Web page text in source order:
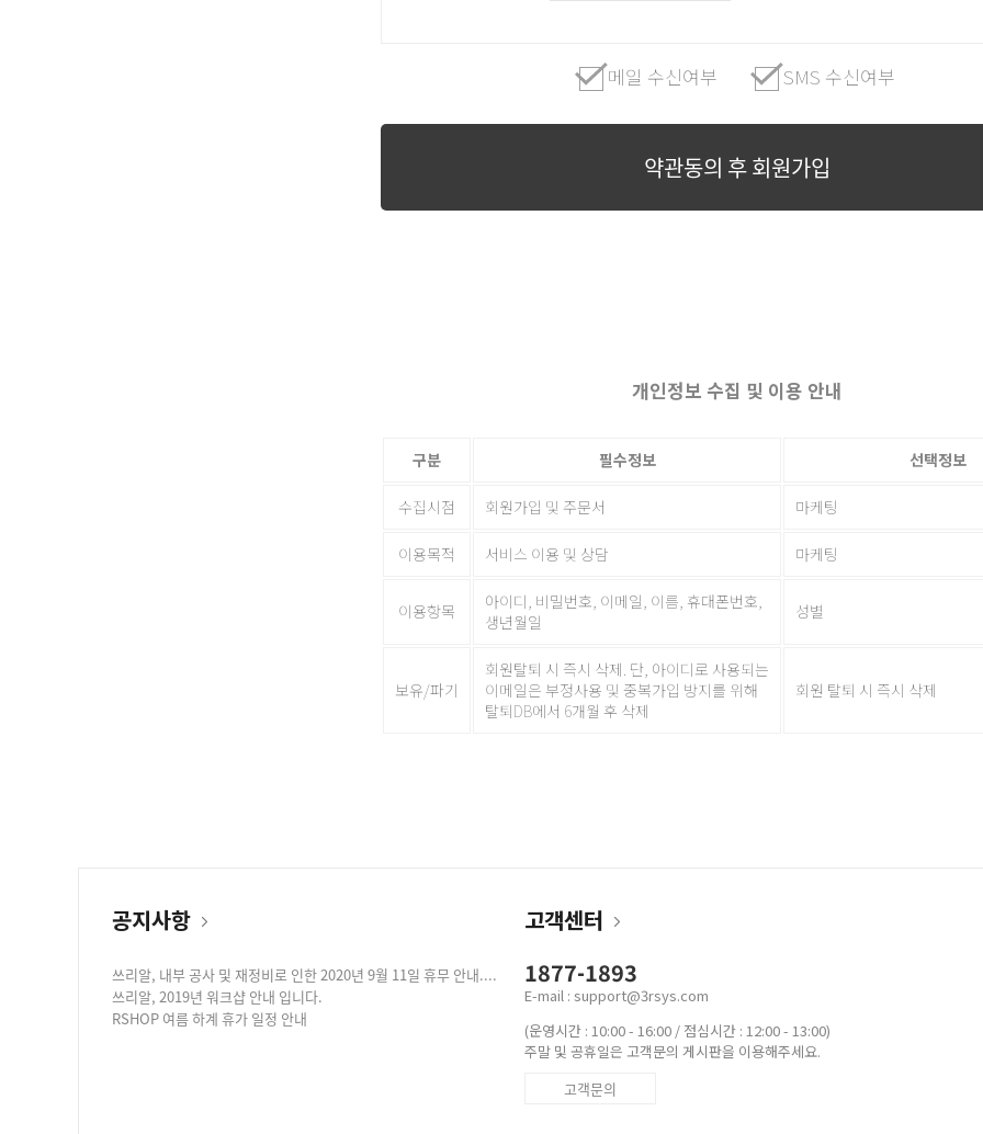
메일 수신여부 SMS 수신여부
약관동의 후 회원가입
개인정보 수집 및 이용 안내
구분 필수정보 선택정보
수집시점 회원가입 및 주문서 마케팅
이용목적 서비스 이용 및 상담 마케팅
이용항목
아이디, 비밀번호, 이메일, 이름, 휴대폰번호,
생년월일
성별
보유/파기
회원탈퇴 시 즉시 삭제. 단, 아이디로 사용되는
이메일은 부정사용 및 중복가입 방지를 위해
탈퇴DB에서 6개월 후 삭제
회원 탈퇴 시 즉시 삭제
공지사항
쓰리알, 내부 공사 및 재정비로 인한 2020년 9월 11일 휴무 안내....
쓰리알, 2019년 워크샵 안내 입니다.
RSHOP 여름 하계 휴가 일정 안내
고객센터
1877-1893
E-mail : support@3rsys.com
(운영시간 : 10:00 - 16:00 / 점심시간 : 12:00 - 13:00)
주말 및 공휴일은 고객문의 게시판을 이용해주세요.
고객문의